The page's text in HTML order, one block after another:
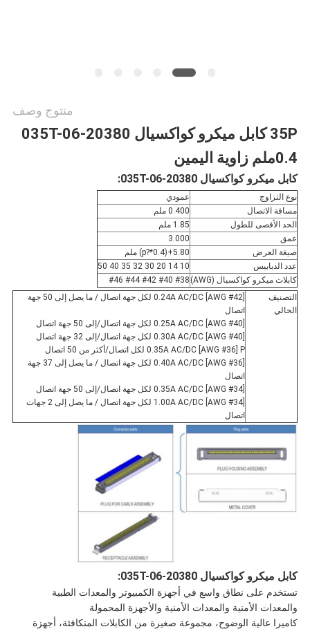
منتوج وصف
35P كابل ميكرو كواكسيال 20380-035T-06
0.4ملم زاوية اليمين
كابل ميكرو كواكسيال 20380-035T-06:
نوع التزاوج
عمودي
مسافة الاتصال
0.400 ملم
الحد الأقصى للطول
1.85 ملم
عمق
3.000
صيغة العرض
5.80+(0.4*?p) ملم
عدد الدبابيس
10 14 20 30 32 35 40 50
كابلات ميكرو كواكسيال (AWG)
#38 #40 #42 #44 #46
التصنيف
الحالي
0.24A AC/DC [AWG #42] لكل جهة اتصال / ما يصل إلى 50 جهة
اتصال
0.25A AC/DC [AWG #40] لكل جهة اتصال/إلى 50 جهة اتصال
0.30A AC/DC [AWG #40] لكل جهة اتصال/إلى 32 جهة اتصال
0.35A AC/DC [AWG #36] P لكل اتصال/أكثر من 50 اتصال
0.40A AC/DC [AWG #36] لكل جهة اتصال / ما يصل إلى 37 جهة
اتصال
0.35A AC/DC [AWG #34] لكل جهة اتصال/إلى 50 جهة اتصال
1.00A AC/DC [AWG #34] لكل جهة اتصال / ما يصل إلى 2 جهات
اتصال
كابل ميكرو كواكسيال 20380-035T-06:
تستخدم على نطاق واسع في أجهزة الكمبيوتر والمعدات الطبية
والمعدات الأمنية والمعدات الأمنية والأجهزة المحمولة
كاميرا عالية الوضوح، مجموعة صغيرة من الكابلات المتكافئة، أجهزة